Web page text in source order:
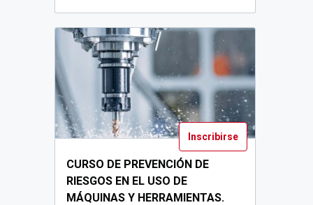
Inscribirse
CURSO DE PREVENCIÓN DE
RIESGOS EN EL USO DE
MÁQUINAS Y HERRAMIENTAS.